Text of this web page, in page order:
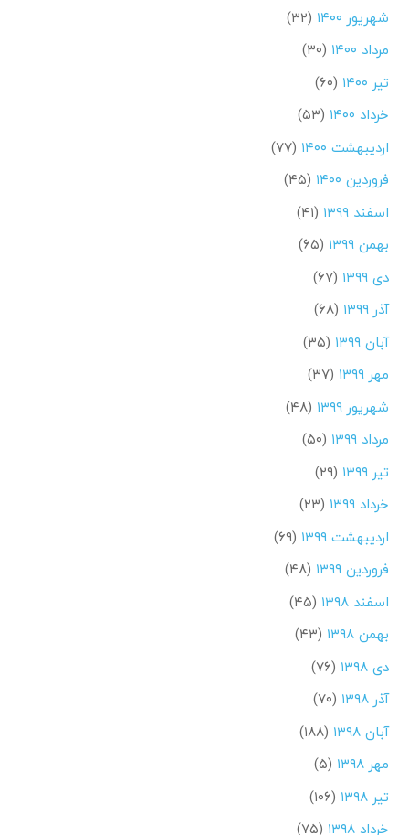
شهریور ۱۴۰۰
(۳۲)
مرداد ۱۴۰۰
(۳۰)
تیر ۱۴۰۰
(۶۰)
خرداد ۱۴۰۰
(۵۳)
اردیبهشت ۱۴۰۰
(۷۷)
فروردین ۱۴۰۰
(۴۵)
اسفند ۱۳۹۹
(۴۱)
بهمن ۱۳۹۹
(۶۵)
دی ۱۳۹۹
(۶۷)
آذر ۱۳۹۹
(۶۸)
آبان ۱۳۹۹
(۳۵)
مهر ۱۳۹۹
(۳۷)
شهریور ۱۳۹۹
(۴۸)
مرداد ۱۳۹۹
(۵۰)
تیر ۱۳۹۹
(۲۹)
خرداد ۱۳۹۹
(۲۳)
اردیبهشت ۱۳۹۹
(۶۹)
فروردین ۱۳۹۹
(۴۸)
اسفند ۱۳۹۸
(۴۵)
بهمن ۱۳۹۸
(۴۳)
دی ۱۳۹۸
(۷۶)
آذر ۱۳۹۸
(۷۰)
آبان ۱۳۹۸
(۱۸۸)
مهر ۱۳۹۸
(۵)
تیر ۱۳۹۸
(۱۰۶)
خرداد ۱۳۹۸
(۷۵)